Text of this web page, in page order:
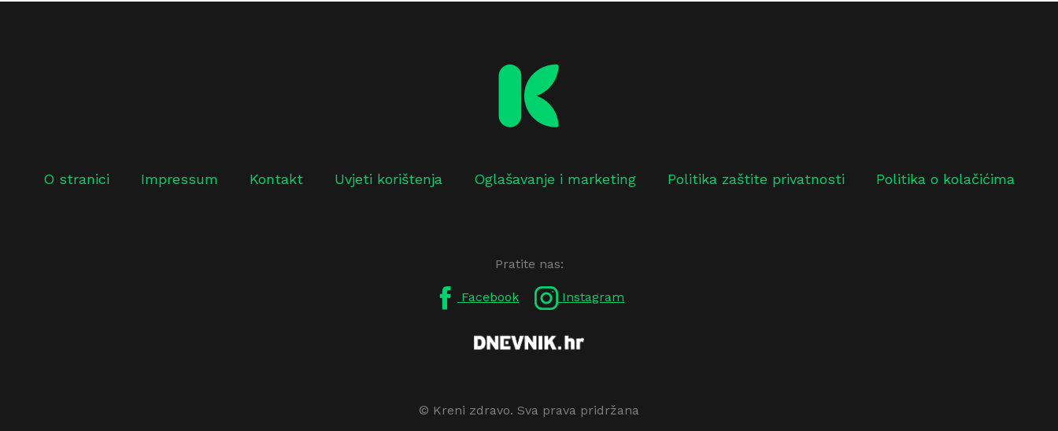
O stranici Impressum Kontakt Uvjeti korištenja Oglašavanje i marketing Politika zaštite privatnosti Politika o kolačićima
Pratite nas:
Facebook Instagram
© Kreni zdravo. Sva prava pridržana